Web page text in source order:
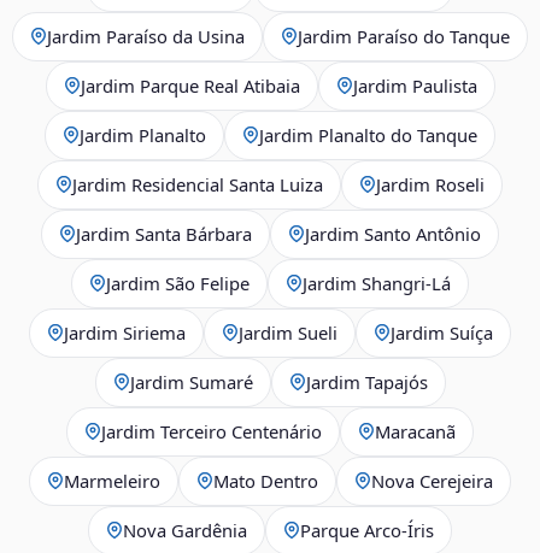
Jardim Paraíso da Usina Jardim Paraíso do Tanque
Jardim Parque Real Atibaia Jardim Paulista
Jardim Planalto Jardim Planalto do Tanque
Jardim Residencial Santa Luiza Jardim Roseli
Jardim Santa Bárbara Jardim Santo Antônio
Jardim São Felipe Jardim Shangri-Lá
Jardim Siriema Jardim Sueli Jardim Suíça
Jardim Sumaré Jardim Tapajós
Jardim Terceiro Centenário Maracanã
Marmeleiro Mato Dentro Nova Cerejeira
Nova Gardênia Parque Arco-Íris